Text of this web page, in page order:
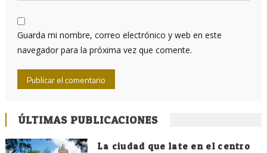
Guarda mi nombre, correo electrónico y web en este
navegador para la próxima vez que comente.
ÚLTIMAS PUBLICACIONES
La ciudad que late en el centro